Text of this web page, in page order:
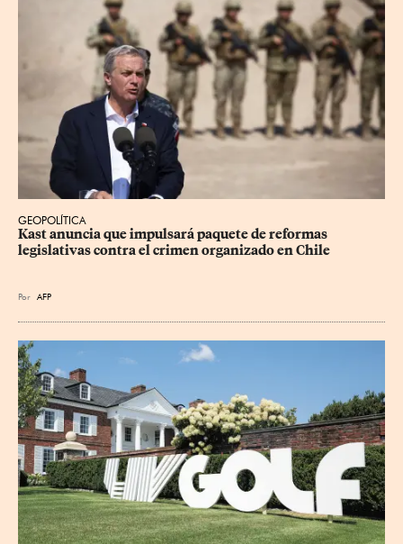
GEOPOLÍTICA
Kast anuncia que impulsará paquete de reformas
legislativas contra el crimen organizado en Chile
Por AFP